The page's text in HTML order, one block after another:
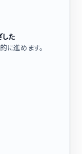
た
に進めます。